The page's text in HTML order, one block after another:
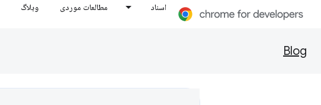
اسناد مطالعات موردی وبلاگ
Blog